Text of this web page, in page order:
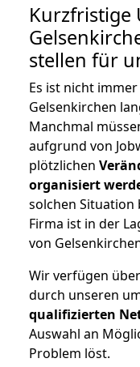
Kurzfristige
stellen für
Es ist nicht
Gelsenkirchen
Manchmal
aufgrund von
plötzlichen
organisiert
solchen Situation
Firma ist in der
von
Wir verfügen
durch unseren
qualifizierten
Auswahl an
Problem löst.